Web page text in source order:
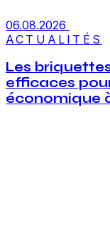
06.08.2026
ACTUALITÉS
Les
efficaces
économique